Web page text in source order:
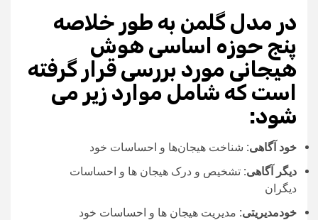
در مدل گلمن به طور خلاصه
پنج حوزه اساسی هوش
هیجانی مورد بررسی قرار گرفته
است که شامل موارد زیر می‌
شود:
خود آگاهی: شناخت هیجان‌ها و احساسات خود
دیگر آگاهی: تشخیص و درک هیجان‌ ها و احساسات
دیگران
خودمدیریتی: مدیریت هیجان‌ ها و احساسات خود